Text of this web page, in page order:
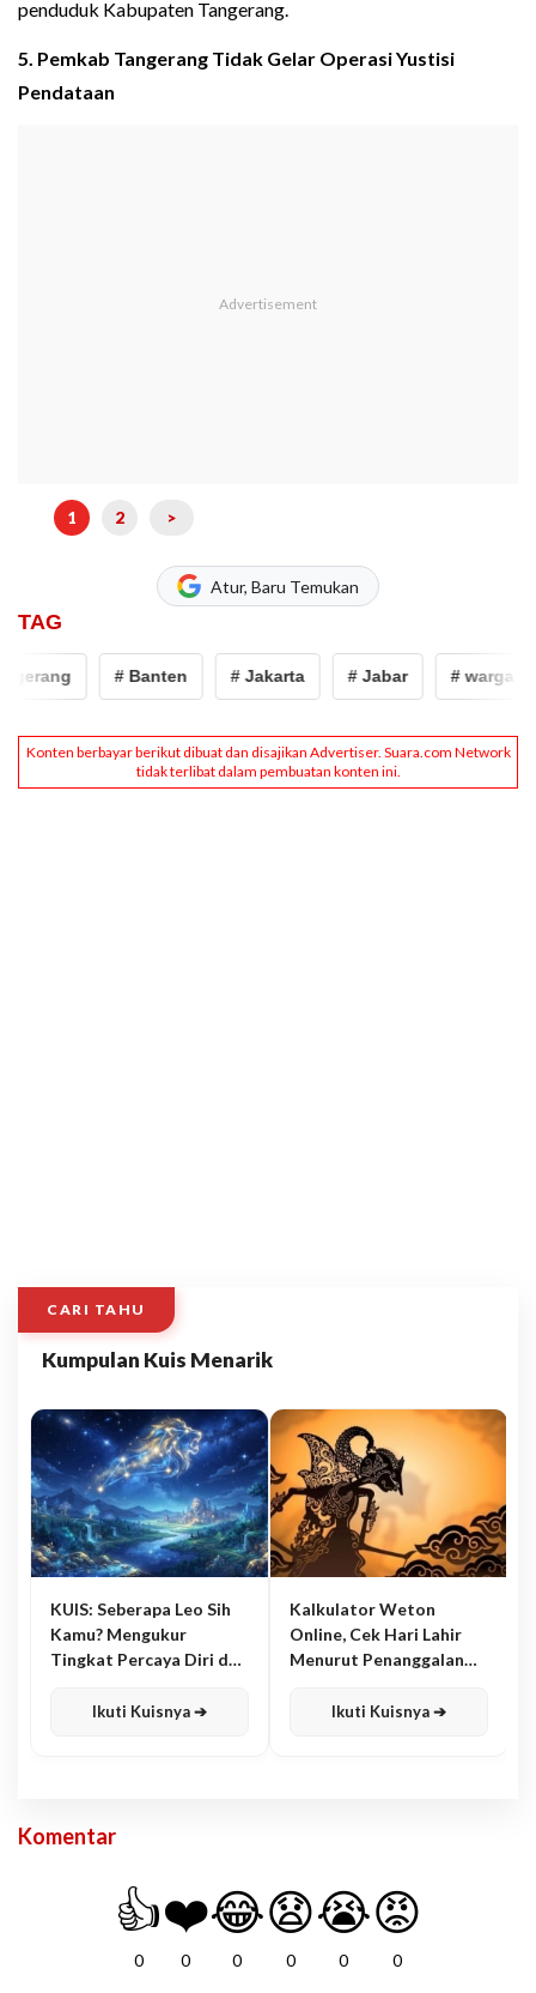
penduduk Kabupaten Tangerang.
5. Pemkab Tangerang Tidak Gelar Operasi Yustisi
Pendataan
1 2 >
Atur, Baru Temukan
TAG
# Banten # Jakarta # Jabar # warga
CARI TAHU
Kumpulan Kuis Menarik
KUIS: Seberapa Leo Sih
Kamu? Mengukur
Tingkat Percaya Diri dan
Ikuti Kuisnya ➔
Kalkulator Weton
Online, Cek Hari Lahir
Menurut Penanggalan
Ikuti Kuisnya ➔
Komentar
👍
0
❤️
0
😂
0
😧
0
😭
0
😡
0